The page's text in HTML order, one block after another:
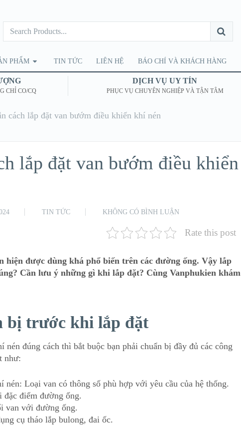
PHẨM TIN TỨC LIÊN HỆ BÁO CHÍ VÀ KHÁCH HÀNG
CHỈ CO/CQ
DỊCH VỤ UY TÍN
PHỤC VỤ CHUYÊN NGHIỆP VÀ TẬN TÂM
cách lắp đặt van bướm điều khiển khí nén
lắp đặt van bướm điều khiển
TIN TỨC KHÔNG CÓ BÌNH LUẬN
Rate this post
hiện được dùng khá phổ biến trên các đường ống. Vậy lắp
Cần lưu ý những gì khi lắp đặt? Cùng Vanphukien khám
bị trước khi lắp đặt
đúng cách thì bắt buộc bạn phải chuẩn bị đầy đủ các công
như:
nén: Loại van có thông số phù hợp với yêu cầu của hệ thống.
điểm đường ống.
van với đường ống.
cụ tháo lắp bulong, đai ốc.